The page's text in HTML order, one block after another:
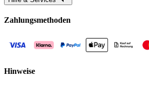
Zahlungsmethoden
Hinweise